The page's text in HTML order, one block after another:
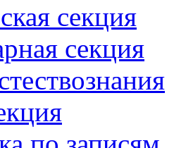
секция
секция